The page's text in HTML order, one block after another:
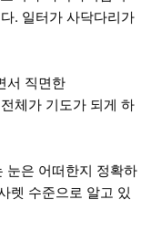
. 일터가 사닥다리가
서 직면한
체가 기도가 되게 하
눈은 어떠한지 정확하
렛 수준으로 알고 있